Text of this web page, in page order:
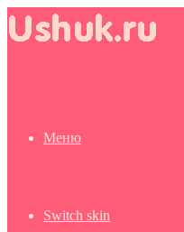
Меню
Switch skin